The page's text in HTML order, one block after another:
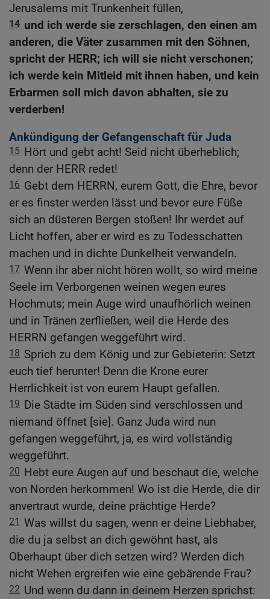
Jerusalems mit Trunkenheit füllen,
14 und ich werde sie zerschlagen, den einen am
anderen, die Väter zusammen mit den Söhnen,
spricht der HERR; ich will sie nicht verschonen;
ich werde kein Mitleid mit ihnen haben, und kein
Erbarmen soll mich davon abhalten, sie zu
verderben!
Ankündigung der Gefangenschaft für Juda
15 Hört und gebt acht! Seid nicht überheblich;
denn der HERR redet!
16 Gebt dem HERRN, eurem Gott, die Ehre, bevor
er es finster werden lässt und bevor eure Füße
sich an düsteren Bergen stoßen! Ihr werdet auf
Licht hoffen, aber er wird es zu Todesschatten
machen und in dichte Dunkelheit verwandeln.
17 Wenn ihr aber nicht hören wollt, so wird meine
Seele im Verborgenen weinen wegen eures
Hochmuts; mein Auge wird unaufhörlich weinen
und in Tränen zerfließen, weil die Herde des
HERRN gefangen weggeführt wird.
18 Sprich zu dem König und zur Gebieterin: Setzt
euch tief herunter! Denn die Krone eurer
Herrlichkeit ist von eurem Haupt gefallen.
19 Die Städte im Süden sind verschlossen und
niemand öffnet [sie]. Ganz Juda wird nun
gefangen weggeführt, ja, es wird vollständig
weggeführt.
20 Hebt eure Augen auf und beschaut die, welche
von Norden herkommen! Wo ist die Herde, die dir
anvertraut wurde, deine prächtige Herde?
21 Was willst du sagen, wenn er deine Liebhaber,
die du ja selbst an dich gewöhnt hast, als
Oberhaupt über dich setzen wird? Werden dich
nicht Wehen ergreifen wie eine gebärende Frau?
22 Und wenn du dann in deinem Herzen sprichst: